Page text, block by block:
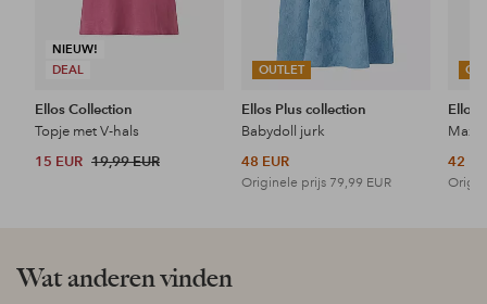
NIEUW!
DEAL
Ellos Collection
Topje met V-hals
15 EUR 19,99 EUR
OUTLET
Ellos Plus collection
Babydoll jurk
48 EUR
Originele prijs 79,99 EUR
Ellos
Maxi-
42
Wat anderen vinden